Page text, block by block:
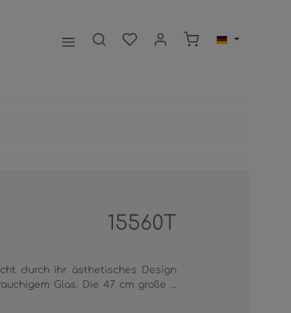
15560T
durch ihr ästhetisches Design
Glas. Die 47 cm große ...